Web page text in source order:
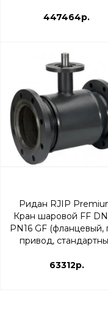
447464р.
Ридан RJIP
Кран шаровой FF
PN16 GF (фланцевый,
привод,
63312р.